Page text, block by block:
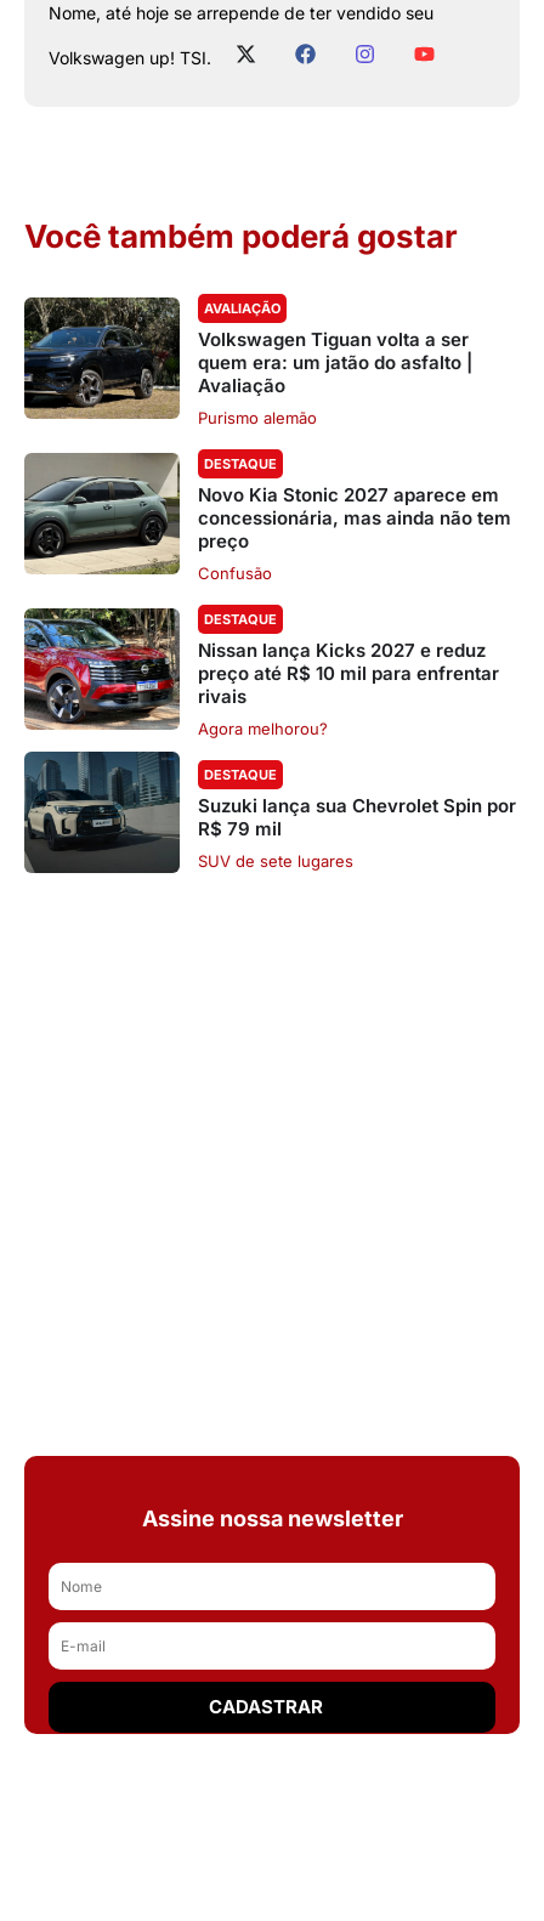
Nome, até hoje se arrepende de ter vendido seu
Volkswagen up! TSI.
Você também poderá gostar
AVALIAÇÃO
Volkswagen Tiguan volta a ser
quem era: um jatão do asfalto |
Avaliação
Purismo alemão
DESTAQUE
Novo Kia Stonic 2027 aparece em
concessionária, mas ainda não tem
preço
Confusão
DESTAQUE
Nissan lança Kicks 2027 e reduz
preço até R$ 10 mil para enfrentar
rivais
Agora melhorou?
DESTAQUE
Suzuki lança sua Chevrolet Spin por
R$ 79 mil
SUV de sete lugares
Assine nossa newsletter